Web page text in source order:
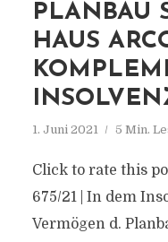
PLANBAU
HAUS
1. Juni 2021 5 Min.
Click to rate this
675/21 | In dem
Vermögen d.